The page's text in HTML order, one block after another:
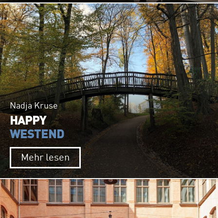
Nadja Kruse
HAPPY
WESTEND
Mehr lesen